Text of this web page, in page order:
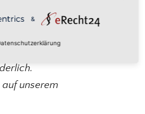
unserem
&